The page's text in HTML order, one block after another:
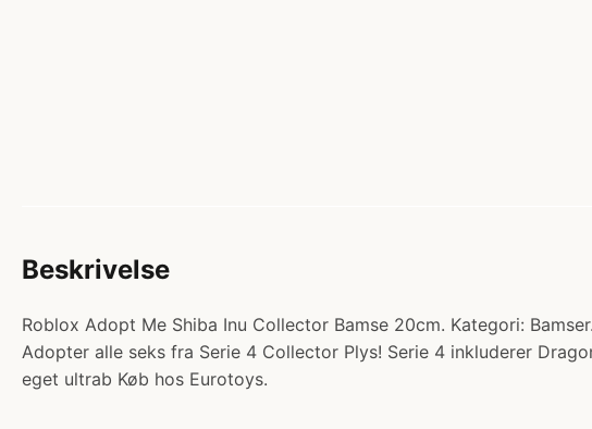
Beskrivelse
Roblox Adopt Me Shiba Inu Collector Bamse 20cm. Kategori:
Adopter alle seks fra Serie 4 Collector Plys! Serie 4 inkluderer
eget ultrab Køb hos Eurotoys.